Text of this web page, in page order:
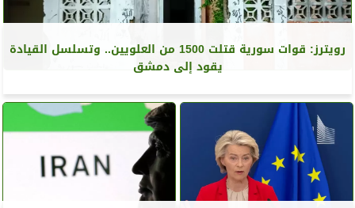
رويترز‏: قوات سورية قتلت 1500 من العلويين.. وتسلسل القيادة
يقود إلى دمشق